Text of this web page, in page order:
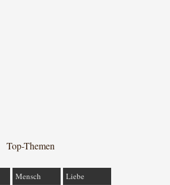
Top-Themen
Mensch
Liebe